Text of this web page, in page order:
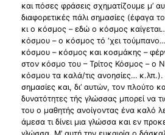
και πόσες φράσεις σχηματίζουμε μ’
διαφορετικές πάλι σημασίες (έφαγα
κι ο κόσμος – εδώ ο κόσμος
κόσμου – ο κόσμος τό ‘χει τούμπανο…
κόσμου – κόσμος και κοσμάκης –
στον κόσμο του – Τρίτος Κόσμος – ο
κόσμου τα καλά/τις ανοησίες… κ.λπ.).
σημασίες και, δι’ αυτών, τον πλούτο
δυνατότητες τής γλώσσας μπορεί να
του ο μαθητής ανοίγοντας ένα καλό
άμεσα τι δίνει μια γλώσσα και εν